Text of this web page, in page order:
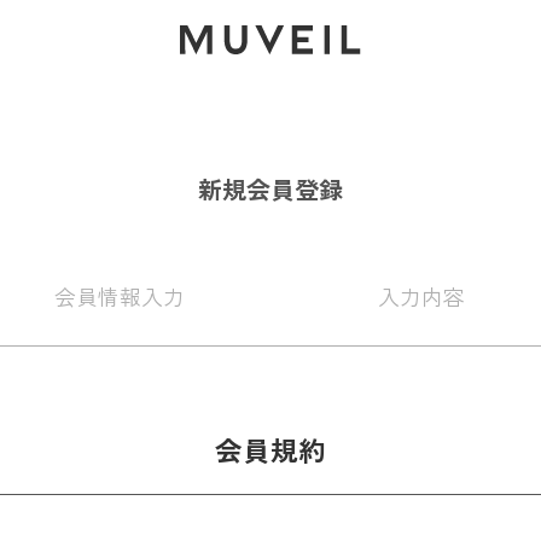
2026 AUTUMN WINTER COLLECTION
新規会員登録
会員情報入力 入力 内容
会員規約